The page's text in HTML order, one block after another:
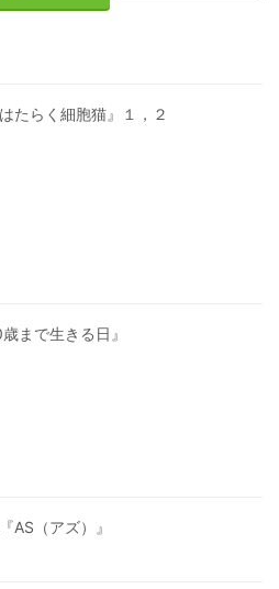
たらく細胞猫』１，２
まで生きる日』
AS（アズ）』